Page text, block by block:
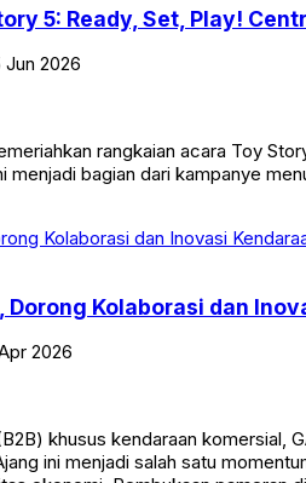
5: Ready, Set, Play!
Jun 2026
rangkaian acara Toy
menjadi bagian dari kampanye
Dorong Kolaborasi dan
2026
khusus kendaraan komersial,
ini menjadi salah satu